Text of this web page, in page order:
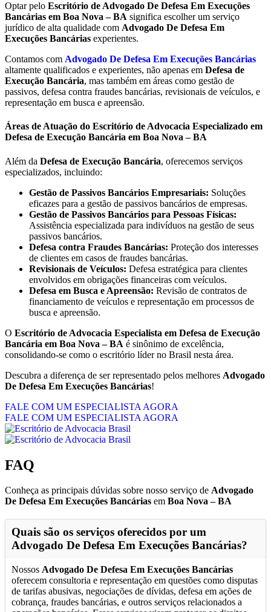
Optar pelo Escritório de Advogado De Defesa Em Execuções
Bancárias em Boa Nova – BA significa escolher um serviço
jurídico de alta qualidade com Advogado De Defesa Em
Execuções Bancárias experientes.
Contamos com Advogado De Defesa Em Execuções Bancárias
altamente qualificados e experientes, não apenas em Defesa de
Execução Bancária, mas também em áreas como gestão de
passivos, defesa contra fraudes bancárias, revisionais de veículos, e
representação em busca e apreensão.
Áreas de Atuação do Escritório de Advocacia Especializado em
Defesa de Execução Bancária em Boa Nova – BA
Além da Defesa de Execução Bancária, oferecemos serviços
especializados, incluindo:
Gestão de Passivos Bancários Empresariais: Soluções
eficazes para a gestão de passivos bancários de empresas.
Gestão de Passivos Bancários para Pessoas Físicas:
Assistência especializada para indivíduos na gestão de seus
passivos bancários.
Defesa contra Fraudes Bancárias: Proteção dos interesses
de clientes em casos de fraudes bancárias.
Revisionais de Veículos: Defesa estratégica para clientes
envolvidos em obrigações financeiras com veículos.
Defesa em Busca e Apreensão: Revisão de contratos de
financiamento de veículos e representação em processos de
busca e apreensão.
O Escritório de Advocacia Especialista em Defesa de Execução
Bancária em Boa Nova – BA é sinônimo de excelência,
consolidando-se como o escritório líder no Brasil nesta área.
Descubra a diferença de ser representado pelos melhores Advogado
De Defesa Em Execuções Bancárias!
FALE COM UM ESPECIALISTA AGORA
FALE COM UM ESPECIALISTA AGORA
FAQ
Conheça as principais dúvidas sobre nosso serviço de Advogado
De Defesa Em Execuções Bancárias em Boa Nova – BA
Quais são os serviços oferecidos por um
Advogado De Defesa Em Execuções Bancárias?
Nossos Advogado De Defesa Em Execuções Bancárias
oferecem consultoria e representação em questões como disputas
de tarifas abusivas, negociações de dívidas, defesa em ações de
cobrança, fraudes bancárias, e outros serviços relacionados a